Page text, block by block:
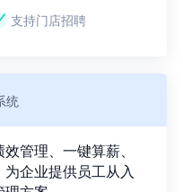
支持门店招聘
统
管理、一键算薪、
企业提供员工从入